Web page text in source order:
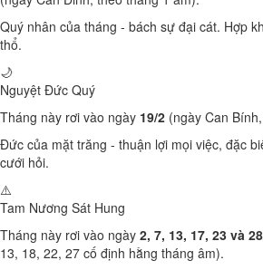
Quý nhân của tháng - bách sự đại cát. Hợp
thổ.
🌙
Nguyệt Đức Quý
Tháng này rơi vào ngày 19/2 (ngày Can
Đức của mặt trăng - thuận lợi mọi việc, đặc
cưới hỏi.
⚠️
Tam Nương Sát Hung
Tháng này rơi vào ngày 2, 7, 13, 17, 23 và
13, 18, 22, 27 cố định hằng tháng âm).